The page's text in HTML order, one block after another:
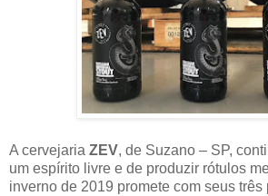
A cervejaria ZEV, de Suzano – SP,
um espírito livre e de produzir rótulos
inverno de 2019 promete com seus